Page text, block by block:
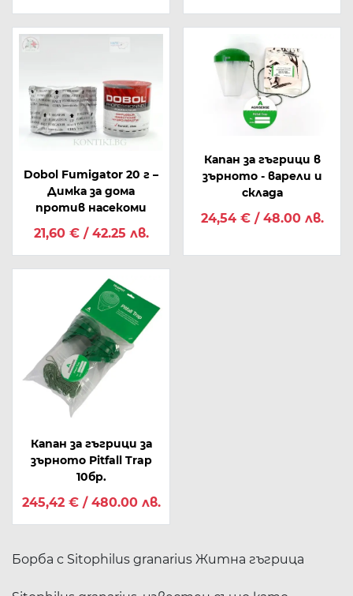
Dobol Fumigator 20 г –
Димка за дома
против насекоми
21,60 € / 42.25 лв.
Капан за гъгрици в
зърното - варели и
склада
24,54 € / 48.00 лв.
Капан за гъгрици за
зърното Pitfall Trap
10бр.
245,42 € / 480.00 лв.
Борба с Sitophilus granarius Житна гъгрица